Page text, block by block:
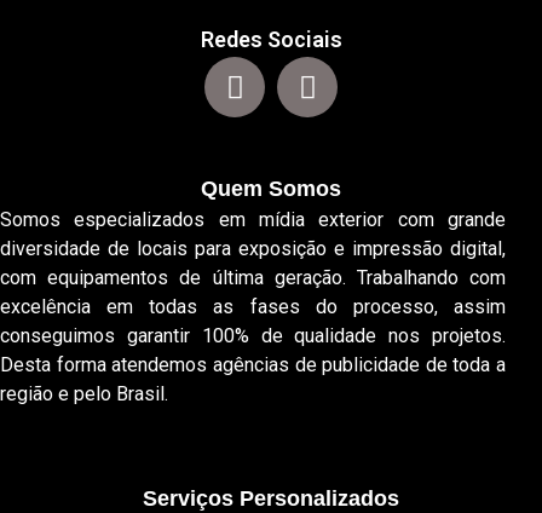
Redes Sociais
Quem Somos
Somos especializados em mídia exterior com grande
diversidade de locais para exposição e impressão digital,
com equipamentos de última geração. Trabalhando com
excelência em todas as fases do processo, assim
conseguimos garantir 100% de qualidade nos projetos.
Desta forma atendemos agências de publicidade de toda a
região e pelo Brasil.
Serviços Personalizados